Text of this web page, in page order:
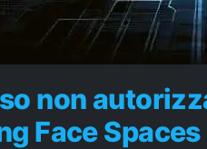
non
Face Spaces